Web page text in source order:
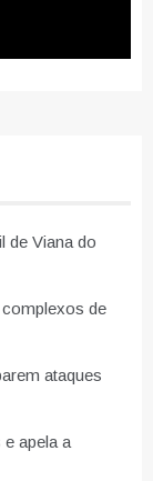
de Viana do
de
ataques
apela a